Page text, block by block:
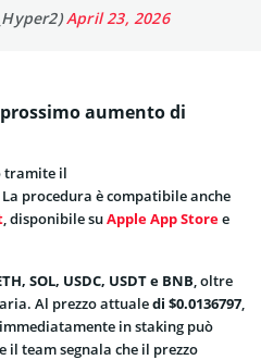
April 23, 2026
aumento di
tramite il
La procedura è compatibile anche
, disponibile suApple App Storee
SOL, USDC, USDT e BNB, oltre
Al prezzo attualedi $0.0136797,
in staking può
il team segnala che il prezzo